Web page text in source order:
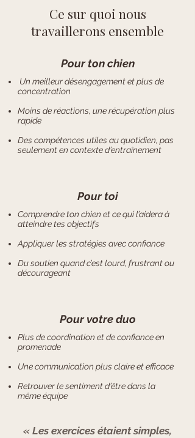
Ce sur quoi nous
travaillerons ensemble
Pour ton chien
Un meilleur désengagement et plus de
concentration
Moins de réactions, une récupération plus
rapide
Des compétences utiles au quotidien, pas
seulement en contexte d’entraînement
Pour toi
Comprendre ton chien et ce qui l’aidera à
atteindre tes objectifs
Appliquer les stratégies avec confiance
Du soutien quand c’est lourd, frustrant ou
décourageant
Pour votre duo
Plus de coordination et de confiance en
promenade
Une communication plus claire et efficace
Retrouver le sentiment d’être dans la
même équipe
« Les exercices étaient simples,